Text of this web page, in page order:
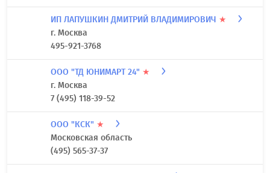
ИП ЛАПУШКИН ДМИТРИЙ ВЛАДИМИРОВИЧ ★
г. Москва
495-921-3768
ООО "ТД ЮНИМАРТ 24" ★
г. Москва
7 (495) 118-39-52
ООО "КСК" ★
Московская область
(495) 565-37-37